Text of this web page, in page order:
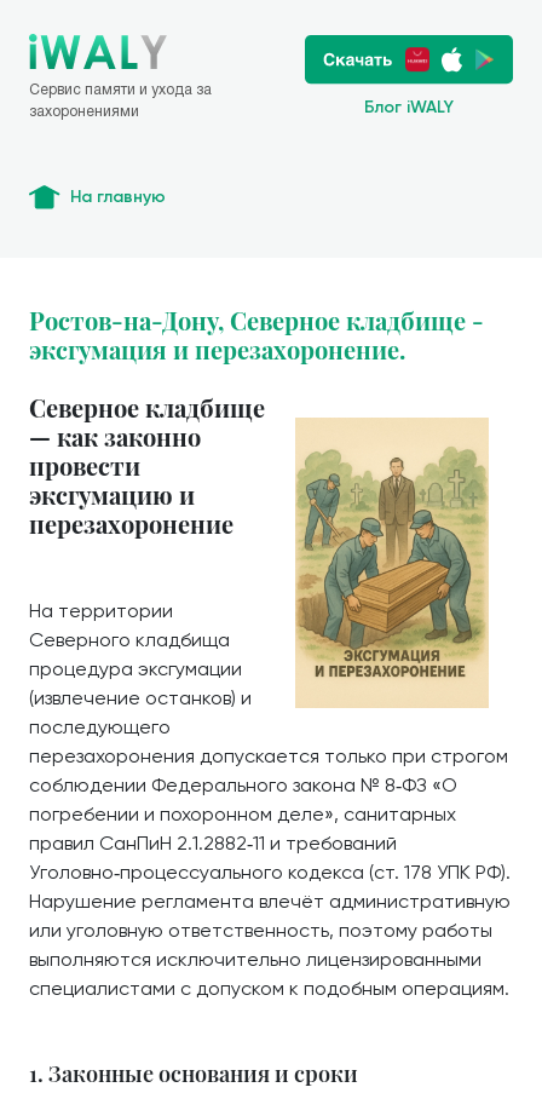
Сервис памяти и ухода за
захоронениями
Блог iWALY
На главную
Ростов-на-Дону, Северное кладбище -
эксгумация и перезахоронение.
Северное кладбище
— как законно
провести
эксгумацию и
перезахоронение
На территории
Северного кладбища
процедура эксгумации
(извлечение останков) и
последующего
перезахоронения допускается только при строгом
соблюдении Федерального закона № 8‑ФЗ «О
погребении и похоронном деле», санитарных
правил СанПиН 2.1.2882‑11 и требований
Уголовно‑процессуального кодекса (ст. 178 УПК РФ).
Нарушение регламента влечёт административную
или уголовную ответственность, поэтому работы
выполняются исключительно лицензированными
специалистами с допуском к подобным операциям.
1. Законные основания и сроки